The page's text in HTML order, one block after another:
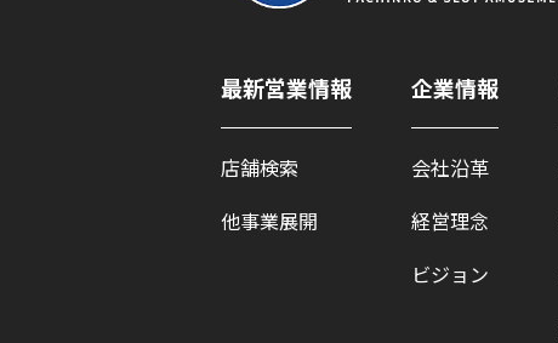
最新営業情報
店舗検索
他事業展開
企業情報
会社沿革
経営理念
ビジョン